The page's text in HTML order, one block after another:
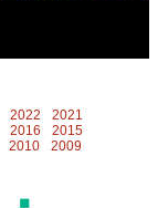
2022
2021
2016
2015
2010
2009